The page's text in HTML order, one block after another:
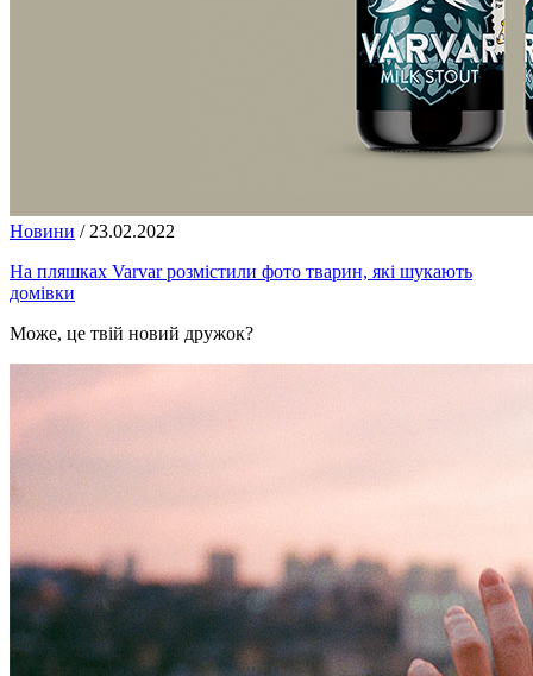
Новини / 23.02.2022
На пляшках Varvar розмістили фото тварин, які шукають
домівки
Може, це твій новий дружок?